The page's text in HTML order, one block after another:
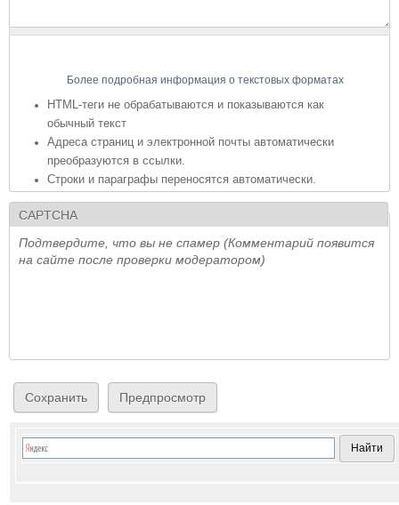
Более подробная информация о текстовых форматах
HTML-теги не обрабатываются и показываются как
обычный текст
Адреса страниц и электронной почты автоматически
преобразуются в ссылки.
Строки и параграфы переносятся автоматически.
CAPTCHA
Подтвердите, что вы не спамер (Комментарий появится
на сайте после проверки модератором)